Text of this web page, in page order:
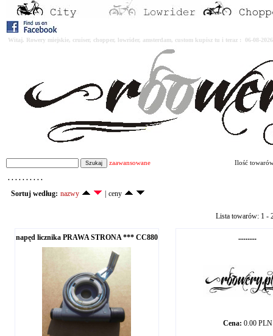
Witaj. Rowery miejskie, cruiser, chopper, lowrider, amsterdam, custom kupisz tu i teraz : 06-08-
zaawansowane Ilość
. . . . . . . . . .
Sortuj według: nazwy ceny
Lista towarów: 1 -
napęd licznika PRAWA STRONA *** CC880 ..........
Cena: 0.00 PLN